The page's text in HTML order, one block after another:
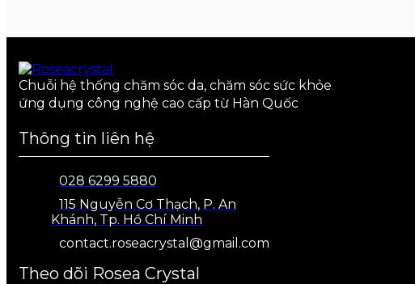
Chuỗi hệ thống chăm sóc da, chăm sóc sức khỏe
ứng dụng công nghệ cao cấp từ Hàn Quốc
Thông tin liên hệ
028 6299 5880
115 Nguyễn Cơ Thạch, P. An
Khánh, Tp. Hồ Chí Minh
contact.roseacrystal@gmail.com
Theo dõi Rosea Crystal